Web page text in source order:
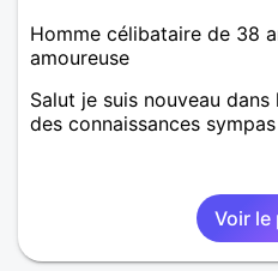
Homme célibataire de 38
amoureuse
Salut je suis nouveau
des connaissances
Voir le